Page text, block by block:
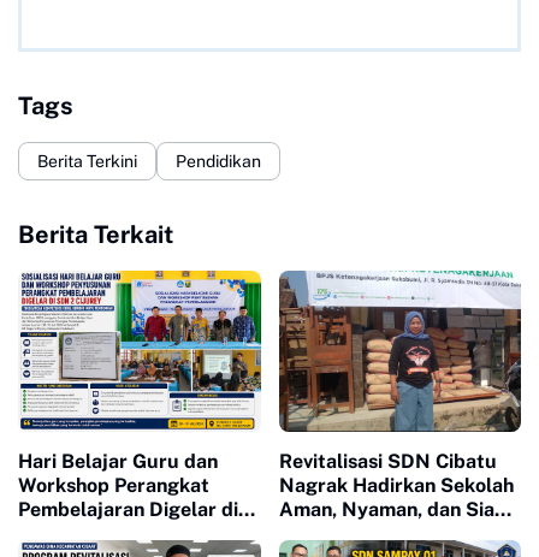
Tags
Berita Terkini Pendidikan
Berita Terkait
Hari Belajar Guru dan
Workshop Perangkat
Pembelajaran Digelar di
Revitalisasi SDN Cibatu
Nagrak Hadirkan Sekolah
Aman, Nyaman, dan Siap